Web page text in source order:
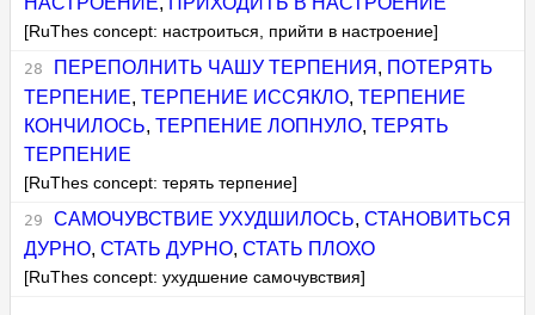
[RuThes concept: настроиться, прийти в настроение]
ПЕРЕПОЛНИТЬ ЧАШУ ТЕРПЕНИЯ , ПОТЕРЯТЬ
ТЕРПЕНИЕ,ТЕРПЕНИЕ ИССЯКЛО,ТЕРПЕНИЕ
КОНЧИЛОСЬ,ТЕРПЕНИЕ ЛОПНУЛО,ТЕРЯТЬ
ТЕРПЕНИЕ
[RuThes concept: терять терпение]
САМОЧУВСТВИЕ УХУДШИЛОСЬ, СТАНОВИТЬСЯ
ДУРНО,СТАТЬ ДУРНО,СТАТЬ ПЛОХО
[RuThes concept: ухудшение самочувствия]